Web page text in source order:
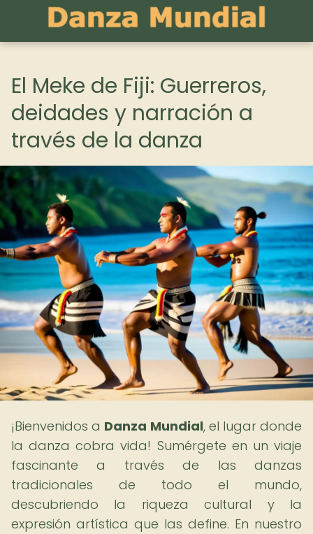
El Meke de Fiji: Guerreros,
deidades y narración a
través de la danza
¡Bienvenidos a Danza Mundial, el lugar donde
la danza cobra vida! Sumérgete en un viaje
fascinante a través de las danzas
tradicionales de todo el mundo,
descubriendo la riqueza cultural y la
expresión artística que las define. En nuestro